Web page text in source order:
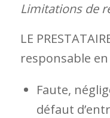
Limitations de
LE
responsable en
Faute,
défaut